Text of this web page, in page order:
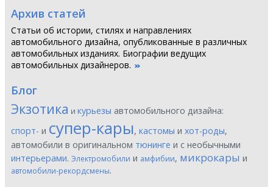
Архив статей
Статьи об истории, стилях и направлениях
автомобильного дизайна, опубликованные в различных
автомобильных изданиях. Биографии ведущих
автомобильных дизайнеров.
Блог
Экзотика и курьезы автомобильного дизайна:
спорт- и супер-кары, кастомы и хот-роды,
автомобили в оригинальном тюнинге и с необычными
интерьерами. Электромобили и амфибии, микрокары и
автомобили-рекордсмены.